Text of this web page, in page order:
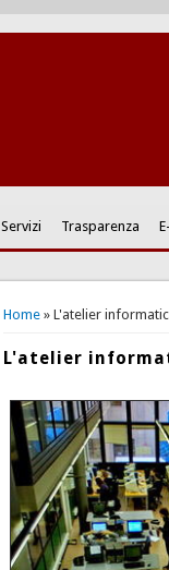
Servizi Trasparenza
Home» L'atelier
L'atelier